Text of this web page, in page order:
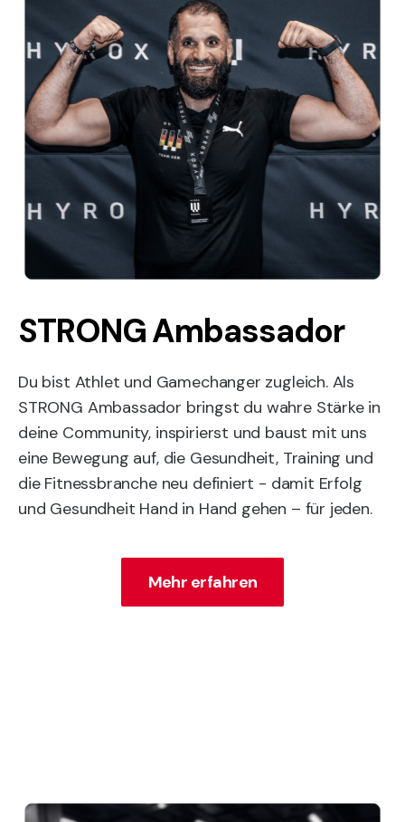
STRONG Ambassador
Du bist Athlet und Gamechanger zugleich. Als
STRONG Ambassador bringst du wahre Stärke in
deine Community, inspirierst und baust mit uns
eine Bewegung auf, die Gesundheit, Training und
die Fitnessbranche neu definiert - damit Erfolg
und Gesundheit Hand in Hand gehen – für jeden.
Mehr erfahren